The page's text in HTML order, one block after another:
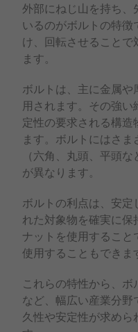
外部にねじ山を持ち、
いるのがボルトの特
け、回転させることで
ます。
ボルトは、主に金属
用されます。その強
定性の要求される構
ます。ボルトにはさ
（六角、丸頭、平頭
が異なります。
ボルトの利点は、安定
れた対象物を確実に保
ナットを使用すること
使用することもできま
これらの特性から、
など、幅広い産業分
久性や安定性が求めら